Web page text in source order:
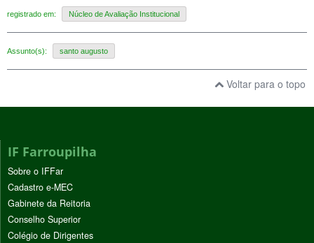
registrado em: Núcleo de Avaliação Institucional
Assunto(s): santo augusto
Voltar para o topo
IF Farroupilha
Sobre o IFFar
Cadastro e-MEC
Gabinete da Reitoria
Conselho Superior
Colégio de Dirigentes